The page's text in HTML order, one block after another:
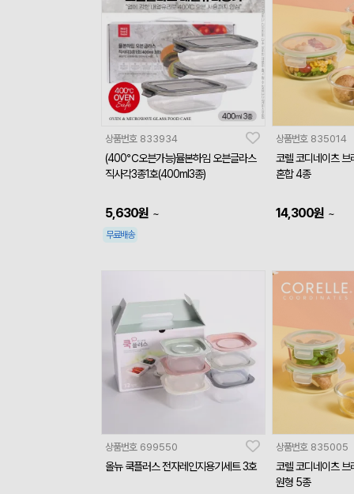
상품번호 833934
(400℃오븐가능)뮬본하임 오븐글라스
직사각3종1호(400ml3종)
5,630원 ~
무료배송
상품번호 835014
코렐 코디네이츠 브
혼합 4종
14,300원 ~
상품번호 699550
올뉴 쿡플러스 전자레인지용기세트 3호
상품번호 835005
코렐 코디네이츠 브
원형 5종